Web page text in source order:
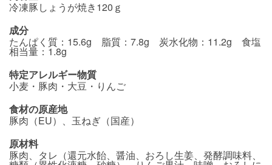
冷凍豚しょうが焼き120ｇ
成分
たんぱく質：15.6g 脂質：7.8g 炭水化物：11.2g 食塩
相当量：1.8g
特定アレルギー物質
小麦・豚肉・大豆・りんご
食材の原産地
豚肉（EU）、玉ねぎ（国産）
原材料
豚肉、タレ（還元水飴、醤油、おろし生姜、発酵調味料、